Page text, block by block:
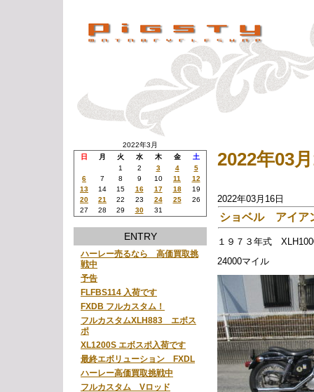
2022年3月
日
月 火 水 木 金
土
1
2 3 4
5
6
7 8 9 10 11
12
13
14 15 16 17 18
19
20
21 22 23 24 25
26
27
28 29 30 31
ENTRY
ハーレー売るなら 高価買取挑
戦中
予告
FLFBS114 入荷です
FXDB フルカスタム！
フルカスタムXLH883 エボス
ポ
XL1200S エボスポ入荷です
最終エボリューション FXDL
ハーレー高価買取挑戦中
フルカスタム Vロッド
2022年03
2022年03月16日
ショベル アイ
１９７３年式
24000マイル